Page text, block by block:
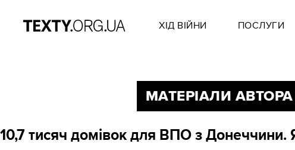
ХІД ВІЙНИ ПОСЛУГИ
МАТЕРІАЛИ АВТОРА
10,7 тисяч домівок для ВПО з Донеччини.